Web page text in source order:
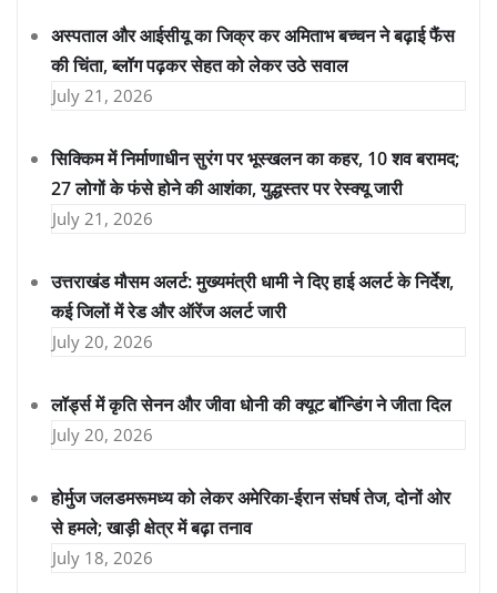
अस्पताल और आईसीयू का जिक्र कर अमिताभ बच्चन ने बढ़ाई फैंस
की चिंता, ब्लॉग पढ़कर सेहत को लेकर उठे सवाल
July 21, 2026
सिक्किम में निर्माणाधीन सुरंग पर भूस्खलन का कहर, 10 शव बरामद;
27 लोगों के फंसे होने की आशंका, युद्धस्तर पर रेस्क्यू जारी
July 21, 2026
उत्तराखंड मौसम अलर्ट: मुख्यमंत्री धामी ने दिए हाई अलर्ट के निर्देश,
कई जिलों में रेड और ऑरेंज अलर्ट जारी
July 20, 2026
लॉर्ड्स में कृति सेनन और जीवा धोनी की क्यूट बॉन्डिंग ने जीता दिल
July 20, 2026
होर्मुज जलडमरूमध्य को लेकर अमेरिका-ईरान संघर्ष तेज, दोनों ओर
से हमले; खाड़ी क्षेत्र में बढ़ा तनाव
July 18, 2026